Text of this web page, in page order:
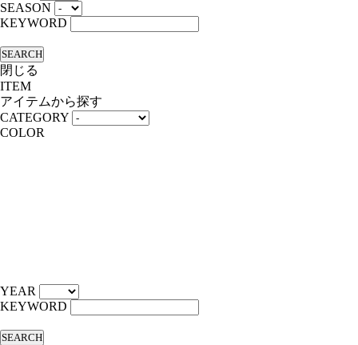
SEASON
KEYWORD
SEARCH
閉じる
ITEM
アイテムから探す
CATEGORY
COLOR
YEAR
KEYWORD
SEARCH